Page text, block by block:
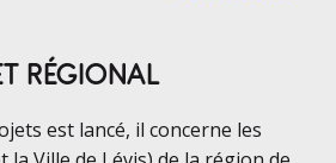
RÉGIONAL
est lancé, il concerne les